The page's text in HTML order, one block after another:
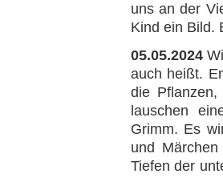
uns an der
Kind ein Bild.
05.05.2024
auch heißt.
die
lauschen
Grimm. Es
und
Tiefen der